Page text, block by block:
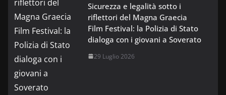
Sicurezza e legalità sotto i
riflettori del Magna Graecia
Film Festival: la Polizia di Stato
dialoga con i giovani a Soverato
29 Luglio 2026